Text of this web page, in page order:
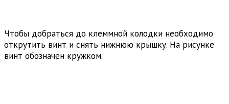
Чтобы добраться до клеммной колодки необходимо
открутить винт и снять нижнюю крышку. На рисунке
винт обозначен кружком.